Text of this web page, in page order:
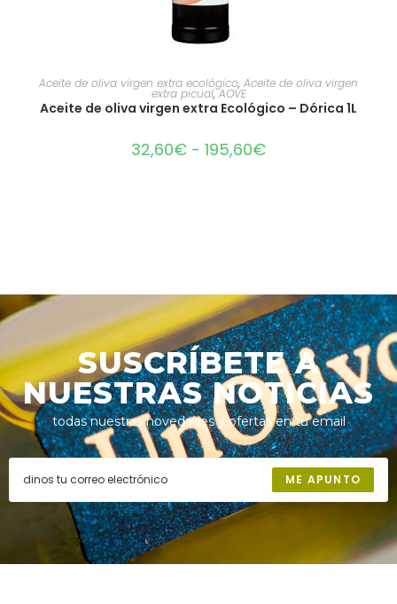
SELECCIONAR OPCIONES
Aceite de oliva virgen extra ecológico, Aceite de oliva virgen
extra picual,AOVE
Aceite de oliva virgen extra Ecológico – Dórica 1L
32,60€ - 195,60€
SUSCRÍBETE A
NUESTRAS NOTICIAS
todas nuestras novedades y ofertas en tu email
ME APUNTO